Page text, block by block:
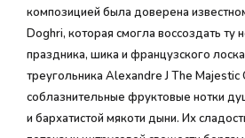
композицией была доверена
Doghri, которая смогла воссоздать ту
праздника, шика и французского
треугольника Alexandre J The Majestic
соблазнительные фруктовые нотки
и бархатистой мякоти дыни. Их